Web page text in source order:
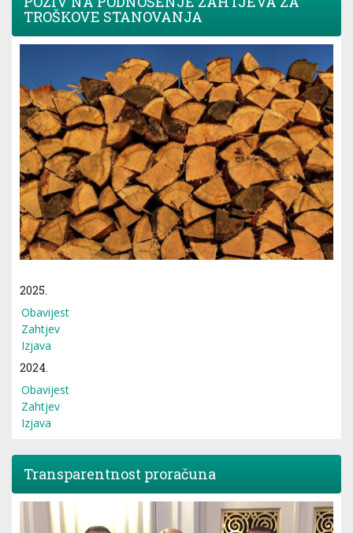
TROŠKOVE STANOVANJA
2025.
Obavijest
Zahtjev
Izjava
2024.
Obavijest
Zahtjev
Izjava
Transparentnost proračuna